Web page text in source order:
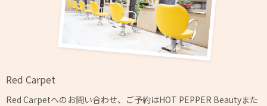
Red Carpet
Red Carpetへの お問い合わせ、ご予約はHOT PEPPER Beautyまた